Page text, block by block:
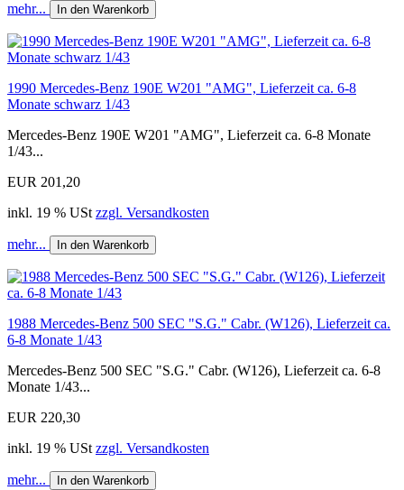
mehr... In den Warenkorb
1990 Mercedes-Benz 190E W201 "AMG", Lieferzeit ca. 6-8
Monate schwarz 1/43
Mercedes-Benz 190E W201 "AMG", Lieferzeit ca. 6-8 Monate
1/43...
EUR 201,20
inkl. 19 % USt zzgl. Versandkosten
mehr... In den Warenkorb
1988 Mercedes-Benz 500 SEC "S.G." Cabr. (W126), Lieferzeit ca.
6-8 Monate 1/43
Mercedes-Benz 500 SEC "S.G." Cabr. (W126), Lieferzeit ca. 6-8
Monate 1/43...
EUR 220,30
inkl. 19 % USt zzgl. Versandkosten
mehr... In den Warenkorb